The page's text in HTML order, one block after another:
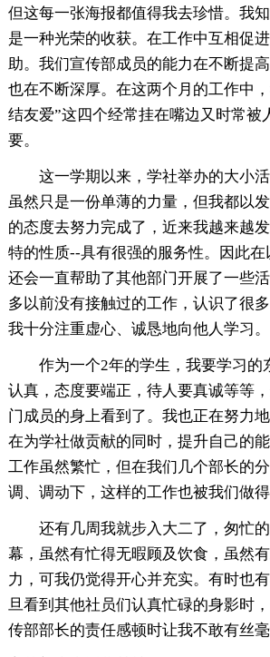
但这每一张海报都值得我去珍惜。我
是一种光荣的收获。在工作中互相促
助。我们宣传部成员的能力在不断提
也在不断深厚。在这两个月的工作中
结友爱”这四个经常挂在嘴边又时常被
要。
这一学期以来，学社举办的大小
虽然只是一份单薄的力量，但我都以
的态度去努力完成了，近来我越来越
特的性质--具有很强的服务性。因此
还会一直帮助了其他部门开展了一些
多以前没有接触过的工作，认识了很
我十分注重虚心、诚恳地向他人学习。
作为一个2年的学生，我要学习的
认真，态度要端正，待人要真诚等等
门成员的身上看到了。我也正在努力
在为学社做贡献的同时，提升自己的
工作虽然繁忙，但在我们几个部长的
调、调动下，这样的工作也被我们做得
还有几周我就步入大二了，匆忙
幕，虽然有忙得无暇顾及饮食，虽然
力，可我仍觉得开心并充实。有时也
旦看到其他社员们认真忙碌的身影时
传部部长的责任感顿时让我不敢有丝毫